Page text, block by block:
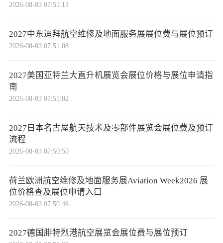
2026-08-03 07:51:13
2027中东迪拜航空维修及地面服务展展位费与展位预订
2026-08-03 07:51:08
2027美国亚特兰大直升机展览会展位价格与展位申请指
南
2026-08-03 07:51:02
2027日本名古屋航天技术及零部件展览会展位费及预订
流程
2026-08-03 07:50:50
荷兰欧洲航空维修及地面服务展Aviation Week2026 展
位价格查及展位申请入口
2026-08-03 07:50:46
2027德国腓特烈港航空展览会展位费与展位预订